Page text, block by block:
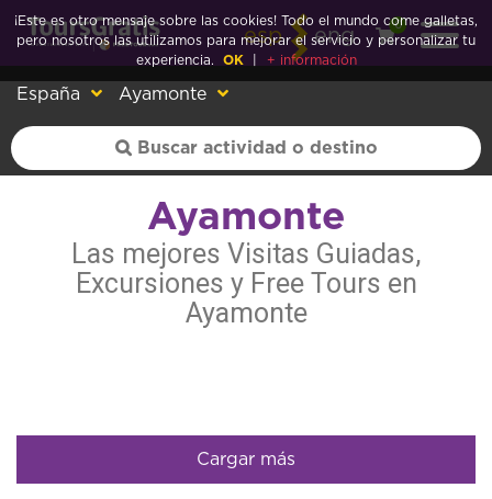
esp eng
0
España Ayamonte
Ayamonte
Las mejores Visitas Guiadas,
Excursiones y Free Tours en
Ayamonte
Cargar más
¡Este es otro mensaje sobre las cookies! Todo el mundo come galletas,
pero nosotros las utilizamos para mejorar el servicio y personalizar tu
experiencia.
OK + información